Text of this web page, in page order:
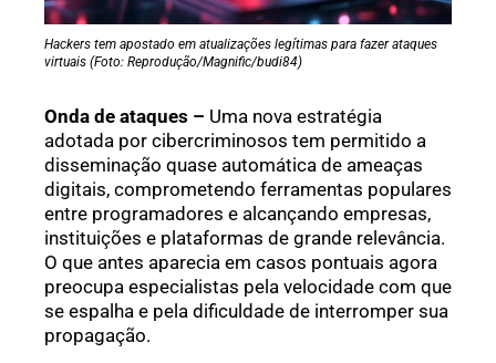
Hackers tem apostado em atualizações legítimas para fazer ataques
virtuais (Foto: Reprodução/Magnific/budi84)
Onda de ataques – Uma nova estratégia
adotada por cibercriminosos tem permitido a
disseminação quase automática de ameaças
digitais, comprometendo ferramentas populares
entre programadores e alcançando empresas,
instituições e plataformas de grande relevância.
O que antes aparecia em casos pontuais agora
preocupa especialistas pela velocidade com que
se espalha e pela dificuldade de interromper sua
propagação.